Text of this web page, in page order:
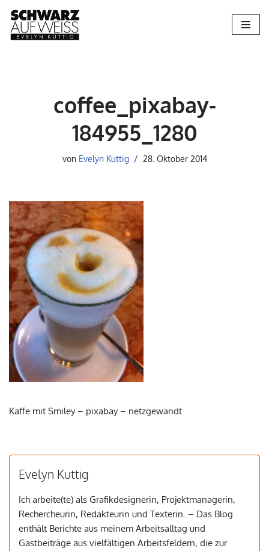
Zum
coffee_pixabay-
184955_1280
von Evelyn Kuttig 28. Oktober 2014
Kaffe mit Smiley – pixabay – netzgewandt
Evelyn Kuttig
Ich arbeite(te) als Grafikdesignerin, Projektmanagerin,
Rechercheurin, Redakteurin und Texterin. – Das Blog
enthält Berichte aus meinem Arbeitsalltag und
Gastbeiträge aus vielfältigen Arbeitsfeldern, die zur